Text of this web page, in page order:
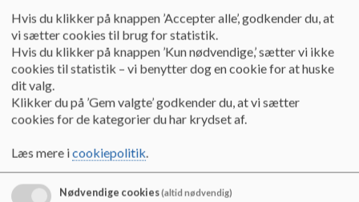
Oplysningspligt
Oplysningspligt i forbindelse med indsamling og
behandling af personoplysninger
Du kan læse mere om Troldehusets indsamling og behandling
af personoplysninger på linket - Oplysningspligt på
Offentliggørelse af billeder
Billeder bliver kun offentliggjort følgende steder:
Hvis du klikker på knappen ’Accepter alle’, godkender du, at
vi sætter cookies til brug for statistik.
Hvis du klikker på knappen ’Kun nødvendige,’ sætter vi ikke
cookies til statistik – vi benytter dog en cookie for at huske
dit valg.
Klikker du på ’Gem valgte’ godkender du, at vi sætter
cookies for de kategorier du har krydset af.
Læs mere icookiepolitik.
Nødvendige cookies(altid nødvendig)